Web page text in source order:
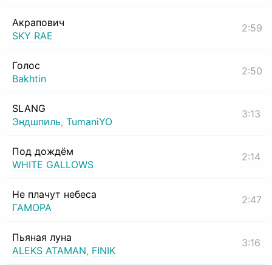
Акрапович
SKY RAE
2:59
Голос
Bakhtin
2:50
SLANG
Эндшпиль, TumaniYO
3:13
Под дождём
WHITE GALLOWS
2:14
Не плачут небеса
ГАМОРА
2:47
Пьяная луна
ALEKS ATAMAN, FINIK
3:16